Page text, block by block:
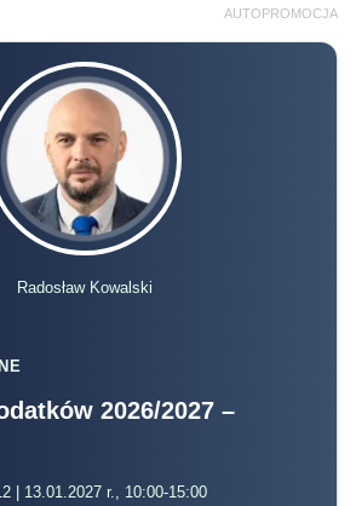
AUTOPROMOCJA
Radosław Kowalski
2026/2027 –
| 13.01.2027 r., 10:00-15:00